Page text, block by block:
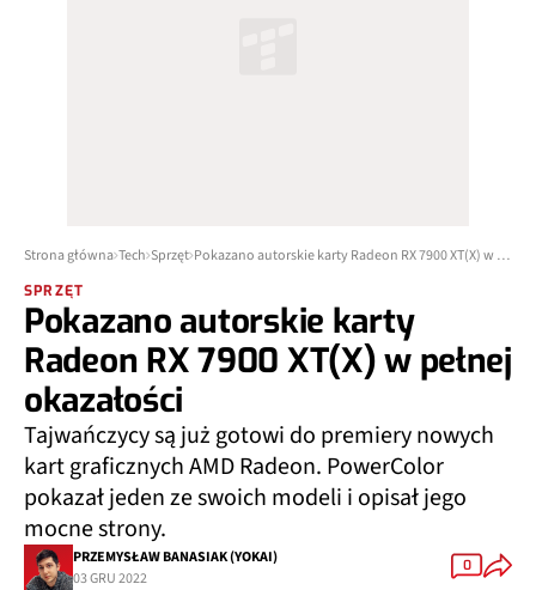
Strona główna Tech Sprzęt Pokazano autorskie karty Radeon RX 7900 XT(X) w pełnej okazałości
SPRZĘT
Pokazano autorskie karty
Radeon RX 7900 XT(X) w pełnej
okazałości
Tajwańczycy są już gotowi do premiery nowych
kart graficznych AMD Radeon. PowerColor
pokazał jeden ze swoich modeli i opisał jego
mocne strony.
PRZEMYSŁAW BANASIAK (YOKAI)
03 GRU 2022
0